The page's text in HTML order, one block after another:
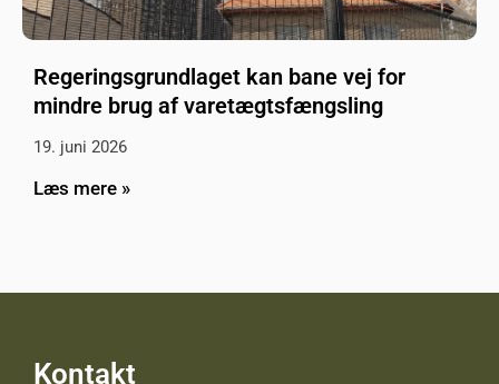
Regeringsgrundlaget kan bane vej for
mindre brug af varetægtsfængsling
19. juni 2026
Læs mere »
Kontakt